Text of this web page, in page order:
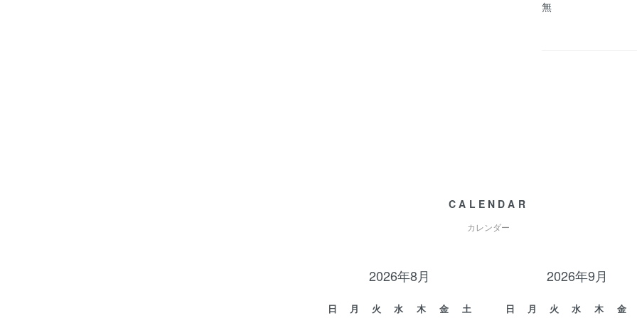
無
CALENDAR
カレンダー
2026年8月
日 月 火 水 木 金 土
2026年9月
日 月 火 水 木 金